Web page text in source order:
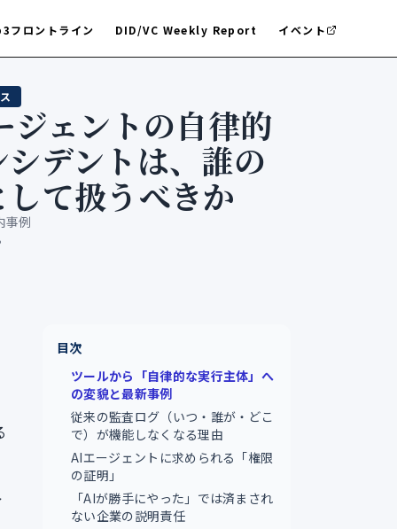
フロントライン DID/VC Weekly Report イベント
ジェントの自律的
デントは、誰の
て扱うべきか
事例
目次
ツールから「自律的な実行主体」へ
の変貌と最新事例
従来の監査ログ（いつ・誰が・どこ
で）が機能しなくなる理由
AIエージェントに求められる「権限
の証明」
「AIが勝手にやった」では済まされ
ない企業の説明責任